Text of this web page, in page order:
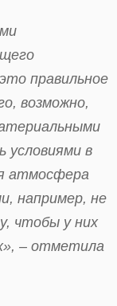
правильное
возможно,
условиями в
атмосфера
например, не
чтобы у них
– отметила